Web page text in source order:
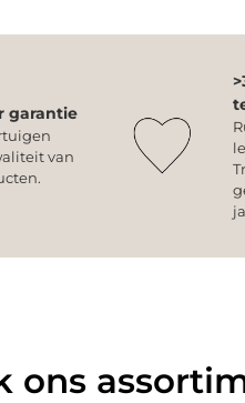
garantie
van
ons